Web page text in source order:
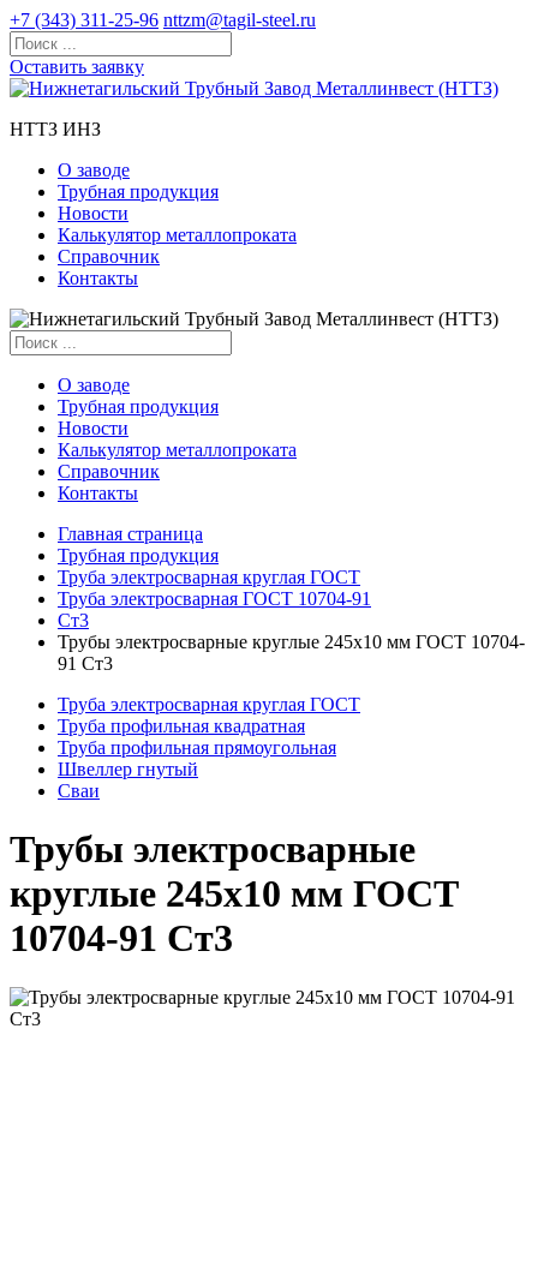
+7 (343) 311-25-96 nttzm@tagil-steel.ru
Оставить заявку
НТТЗ ИНЗ
О заводе
Трубная продукция
Новости
Калькулятор металлопроката
Справочник
Контакты
О заводе
Трубная продукция
Новости
Калькулятор металлопроката
Справочник
Контакты
Главная страница
Трубная продукция
Труба электросварная круглая ГОСТ
Труба электросварная ГОСТ 10704-91
Ст3
Трубы электросварные круглые 245x10 мм ГОСТ 10704-
91 Ст3
Труба электросварная круглая ГОСТ
Труба профильная квадратная
Труба профильная прямоугольная
Швеллер гнутый
Сваи
Трубы электросварные
круглые 245x10 мм ГОСТ
10704-91 Ст3